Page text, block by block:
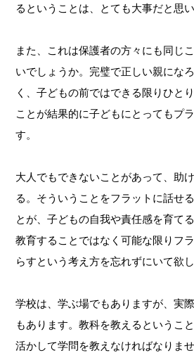
るということは、とても大事だと思い
また、これは保護者の方々にも同じ
いでしょうか。完璧で正しい親にな
く、子どもの前ではできる限りひと
ことが結果的に子どもにとってもプ
す。
大人でもできないことがあって、助
る。そういうことをフラットに話せ
とが、子どもの自我や責任感を育て
教育することではなく可能な限りフ
らすという考え方を忘れずにいて欲し
学校は、学ぶ場でもありますが、実
もあります。教科を教えるというこ
活かして学問を教えなければなりま